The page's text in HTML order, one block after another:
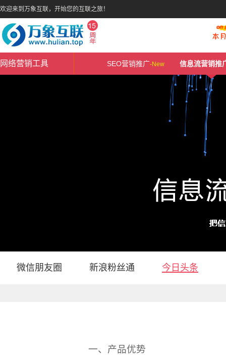
欢迎来到万象互联，开始您的互联之旅！
网络营销工具 SEO营销推广-New 信息流营销推
微信朋友圈 新浪粉丝通 今日头条
一、产品优势